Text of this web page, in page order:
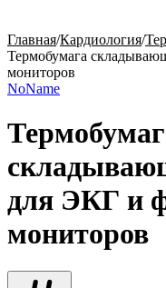
Главная/Кардиология/
Термобумага
мониторов
NoName
для ЭКГ и
мониторов